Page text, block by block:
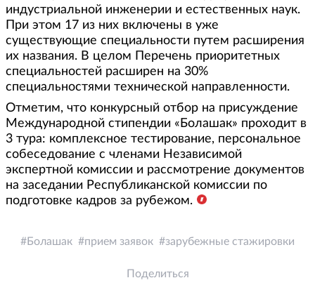
индустриальной инженерии и естественных наук.
При этом 17 из них включены в уже
существующие специальности путем расширения
их названия. В целом Перечень приоритетных
специальностей расширен на 30%
специальностями технической направленности.
Отметим, что конкурсный отбор на присуждение
Международной стипендии «Болашак» проходит в
3 тура: комплексное тестирование, персональное
собеседование с членами Независимой
экспертной комиссии и рассмотрение документов
на заседании Республиканской комиссии по
подготовке кадров за рубежом.
Болашак прием заявок зарубежные стажировки
Поделиться